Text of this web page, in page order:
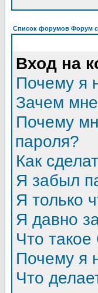
Список форумов Форум
Вход на
Почему я
Зачем
Почему
пароля?
Как
Я забыл
Я только
Я давно
Что такое
Почему я
Что